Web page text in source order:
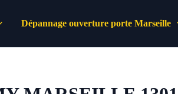
Dépannage ouverture porte Marseille